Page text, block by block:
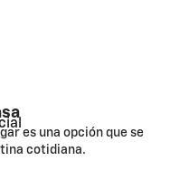
es una opción que se
cotidiana.